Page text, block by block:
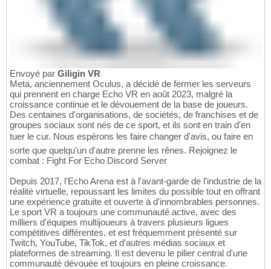
Envoyé par Giligin VR
Meta, anciennement Oculus, a décidé de fermer les serveurs
qui prennent en charge Echo VR en août 2023, malgré la
croissance continue et le dévouement de la base de joueurs.
Des centaines d'organisations, de sociétés, de franchises et de
groupes sociaux sont nés de ce sport, et ils sont en train d'en
tuer le cur. Nous espérons les faire changer d'avis, ou faire en
sorte que quelqu'un d'autre prenne les rênes. Rejoignez le
combat : Fight For Echo Discord Server
Depuis 2017, l'Echo Arena est à l'avant-garde de l'industrie de la
réalité virtuelle, repoussant les limites du possible tout en offrant
une expérience gratuite et ouverte à d'innombrables personnes.
Le sport VR a toujours une communauté active, avec des
milliers d'équipes multijoueurs à travers plusieurs ligues
compétitives différentes, et est fréquemment présenté sur
Twitch, YouTube, TikTok, et d'autres médias sociaux et
plateformes de streaming. Il est devenu le pilier central d'une
communauté dévouée et toujours en pleine croissance.